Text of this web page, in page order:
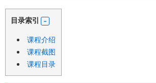
目录索引
课程介绍
课程截图
课程目录